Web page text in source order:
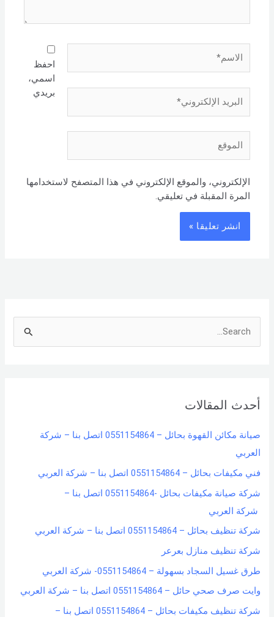
الإلكتروني*
احفظ
اسمي،
بريدي
الإلكتروني، والموقع الإلكتروني في هذا المتصفح لاستخدامها
المرة المقبلة في تعليقي.
c
f
o
r
:
أحدث المقالات
صيانة مكائن القهوة بحائل – 0551154864 اتصل بنا – شركة
العربي
فني مكيفات بحائل – 0551154864 اتصل بنا – شركة العربي
شركة صيانة مكيفات بحائل -0551154864 اتصل بنا –
شركة العربي
شركة تنظيف بحائل – 0551154864 اتصل بنا – شركة العربي
شركة تنظيف منازل بعرعر
طرق غسيل السجاد بسهولة – 0551154864- شركة العربي
وايت صرف صحي حائل – 0551154864 اتصل بنا – شركة العربي
شركة تنظيف مكيفات بحائل – 0551154864 اتصل بنا –